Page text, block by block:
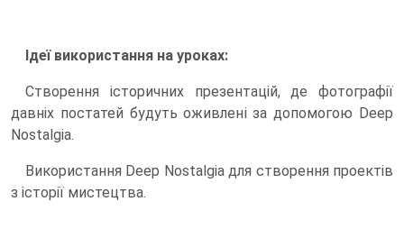
Ідеї використання на уроках:
Створення історичних презентацій, де фотографії
давніх постатей будуть оживлені за допомогою Deep
Nostalgia.
Використання Deep Nostalgia для створення проектів
з історії мистецтва.